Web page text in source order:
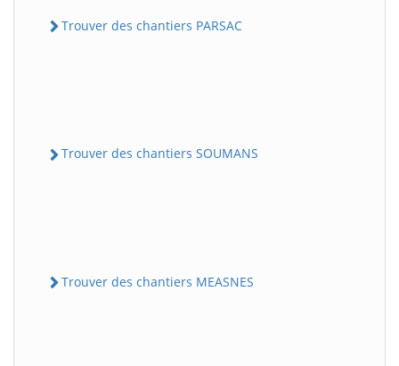
Trouver des chantiers PARSAC
Trouver des chantiers SOUMANS
Trouver des chantiers MEASNES